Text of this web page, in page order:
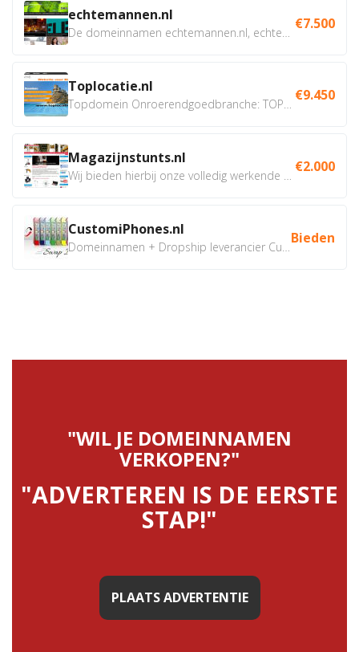
echtemannen.nl €7.500
Toplocatie.nl €9.450
Magazijnstunts.nl €2.000
CustomiPhones.nl Bieden
"WIL JE DOMEINNAMEN
VERKOPEN?"
"ADVERTEREN IS DE EERSTE
STAP!"
PLAATS ADVERTENTIE